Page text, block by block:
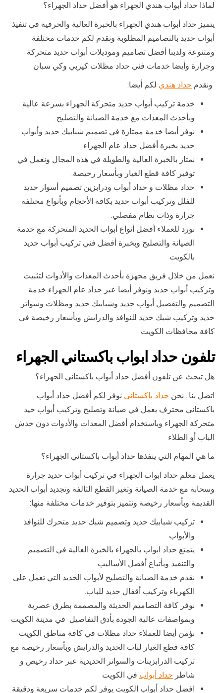
لماذا حداد أبواب هندي الجهراء هو أفضل حداد الجهراء؟
يتميز حداد أبواب هندي الجهراء بالخبرة العالية والحرفية في تنفيذ
أبواب حديد بالتصاميم المطلوبة ونقدم لكم خدمات مختلفة
ومتنوعة ولدينا أفضل تصاميم وموديلات أبواب حديد متحركة
وجرارة وأيضا خدمات فني حداد مظلات كيربي وكي سبان
ونقدم حداد هندي لكم أيضا:
خدمة تركيب أبواب حديد متحركة الجهراء بسرعة عالية
وبأحدث المعدات مع خدمة الصيانة والتصليح.
نوفر أيضا خدمة ممتازة في تصميم شبابيك حديد وأبواب
حديد بخبرة أفضل حداد عام الجهراء
نمتاز بالخبرة العالية والطويلة في هذه المجال ونعمل في
توفير كافة قطع الغيار وبأسعار رخيصة.
حداد مظلات و حداد أبواب ودرابزين تصميم أسوار حديد
للفلل وتركيب أبواب حديد بكافة الأحجام وبأنواع مختلفة
جرارة وذات نظام مفصلي.
نورد للعملاء أفضل أنواع أبواب الحديد المتحركة مع خدمة
الصيانة والتصليح وبخبرة أفضل فني تركيب أبواب حديد
بالكويت
نعمل من خلال فريق مجهزة بأحدث المعدات والأدوات لتثبيت
وتركيب أبواب حديد ونوفر أيضا عبر حداد عام الجهراء خدمة
التصميم والتفصيل أبواب حديد وشبابيك حديد ومظلات وسواتر
حديد وتركيب شبك حديد للنوافذ والدرايش وبأسعار رخيصة في
كافة محافظات الكويت
تلفون حداد ابواب باكستاني الجهراء
هل تبحث عن تلفون أفضل حداد أبواب باكستاني الجهراء؟
اتصل بنا.. نحن حداد باكستاني نوفر لكم أفضل حداد أبواب
باكستاني محترف يعمل في صيانة وتصليح وتركيب أبواب حيد
متحركة الجهراء وباستخدام أفضل المعدات والأدوات دون خدش
الباب أو الطلاء
ما هي المهام التي ينفذها حداد أبواب باكستاني الجهراء؟
يعمل معلم حداد ابواب الجهراء في تركيب أبواب حديد جرارة
وسحابة مع خدمة الصيانة وتغير القطع التالفة وتجديد أبواب الحديد
القديمة وبأسعار رخيصة ونتميز بتوفير خدمات مختلفة منها:
تركيب شبابيك حديد وتصميم شبك حديد متحرك للنوافذ
والأبواب
يتمتع حداد ابواب بالجهراء بالخبرة العالية في التصميم
والتنفيذ وبأتباع أفضل الأساليب.
نقدم خدمة الصيانة والتصليح لأبواب الحديد التي تعمل على
الكهرباء وتركيب أقفال حديد للباب.
نوفر كافة التصاميم الحديثة والمصممة بطرق عصرية
وبمواصفات عالية الجودة بأدق التفاصيل في مدينة الكويت
نؤمن أيضا للعملاء حداد مظلات في كافة مناطق الكويت
كافة قطع الغيار لباب الحديد والدرايش وبأسعار رخيصة مع
تركيب الدرابزينات والسواتر الحديدية عبر حداد رخيص و
شاطر حداد أبواب في الكويت
افضل حداد أبواب الكويت يوفر لكم خدمات سريعة ودقيقة